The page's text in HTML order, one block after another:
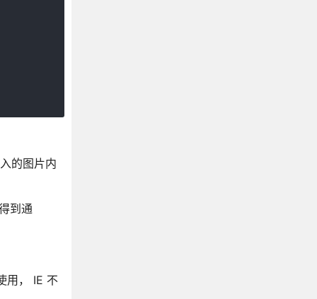
的图片内
到通
用， IE 不